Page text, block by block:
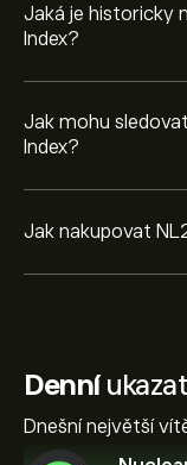
Jaká je historicky
Index?
Jak mohu
Index?
Jak nakupovat
Denní
Dnešní největší